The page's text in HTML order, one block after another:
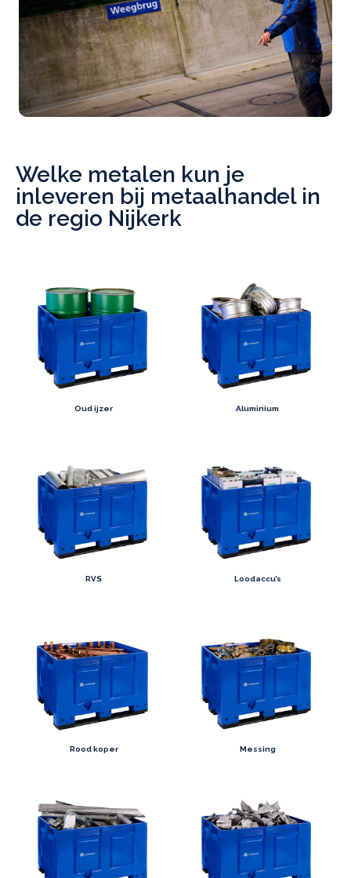
Welke metalen kun je
inleveren bij metaalhandel in
de regio Nijkerk
Oud ijzer Aluminium
RVS Loodaccu’s
Rood koper Messing